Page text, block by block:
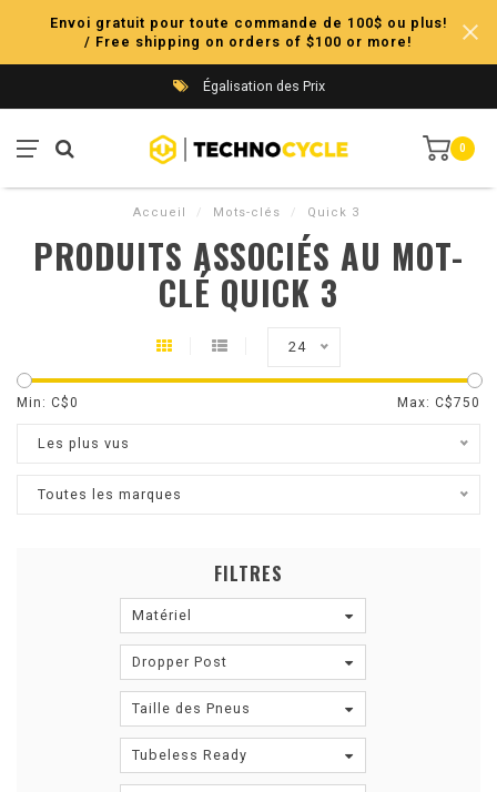
Envoi gratuit pour toute commande de 100$ ou plus!
/ Free shipping on orders of $100 or more!
Égalisation des Prix
0
Accueil / Mots-clés / Quick 3
PRODUITS ASSOCIÉS AU MOT-
CLÉ QUICK 3
24
Min: C$0 Max: C$750
Les plus vus
Toutes les marques
FILTRES
Matériel
Dropper Post
Taille des Pneus
Tubeless Ready